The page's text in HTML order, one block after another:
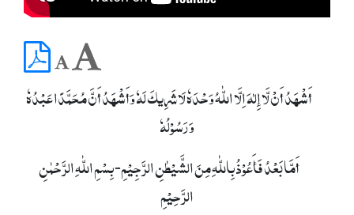
أَشْھَدُ أَنْ لَّا إِلٰہَ اِلَّا اللّٰہُ وَحْدَہٗ لَا شَرِیکَ لَہٗ وَأَشْھَدُ أَنَّ مُحَمَّدًا عَبْدُہٗ
وَ رَسُوْلُہٗ
أَمَّا بَعْدُ فَأَعُوْذُ بِاللّٰہِ مِنَ الشَّیْطٰنِ الرَّجِیْمِ- بِسْمِ اللّٰہِ الرَّحْمٰنِ
الرَّحِیْمِ